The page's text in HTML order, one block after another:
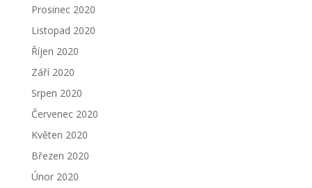
Prosinec 2020
Listopad 2020
Říjen 2020
Září 2020
Srpen 2020
Červenec 2020
Květen 2020
Březen 2020
Únor 2020